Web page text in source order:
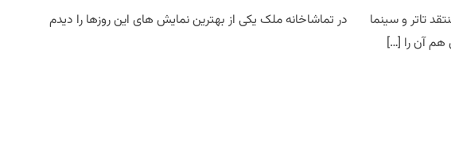
تاتر و سینما در تماشاخانه ملک یکی از بهترین نمایش های این روزها را دیدم